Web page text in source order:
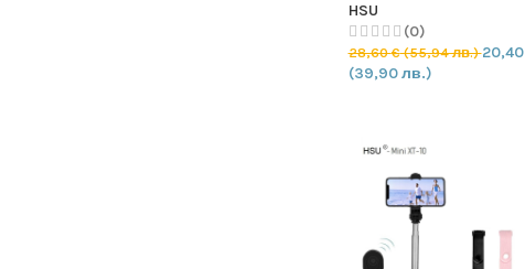
HSU
(0)
28,60€(55,94 лв.)20,40
(39,90 лв.)